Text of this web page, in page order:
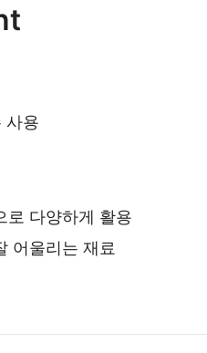
사용
로 다양하게 활용
어울리는 재료